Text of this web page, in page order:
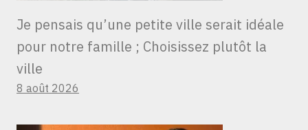
Je pensais qu’une petite ville serait idéale
pour notre famille ; Choisissez plutôt la
ville
8 août 2026